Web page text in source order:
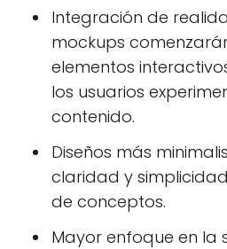
Integración de
mockups
elementos
los usuarios
contenido.
Diseños más
claridad y
de conceptos.
Mayor enfoque en la